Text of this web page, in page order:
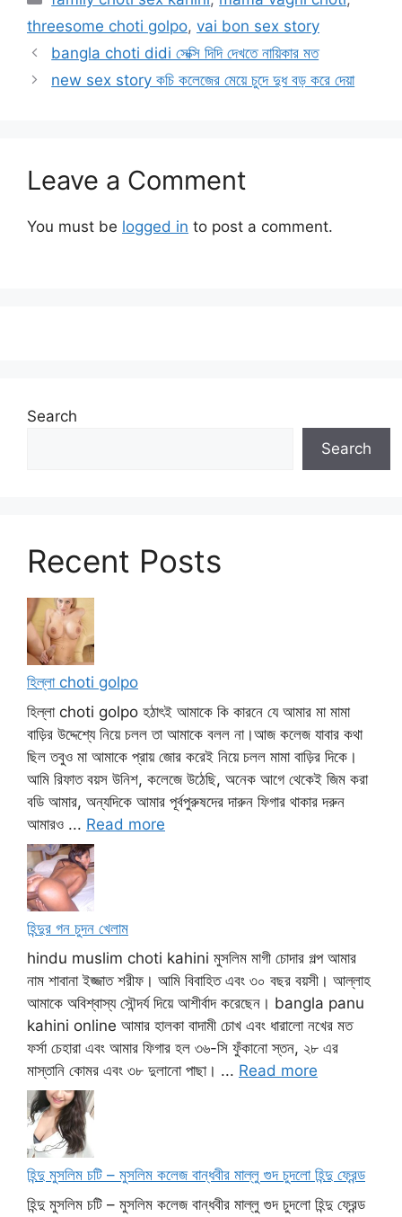
threesome choti golpo, vai bon sex story
bangla choti didi সেক্সি দিদি দেখতে নায়িকার মত
new sex story কচি কলেজের মেয়ে চুদে দুধ বড় করে দেয়া
Leave a Comment
You must be logged in to post a comment.
Search
Search
Recent Posts
হিল্লা choti golpo
হিল্লা choti golpo হঠাৎই আমাকে কি কারনে যে আমার মা মামা
বাড়ির উদ্দেশ্যে নিয়ে চলল তা আমাকে বলল না।আজ কলেজ যাবার কথা
ছিল তবুও মা আমাকে প্রায় জোর করেই নিয়ে চলল মামা বাড়ির দিকে।
আমি রিফাত বয়স উনিশ, কলেজে উঠেছি, অনেক আগে থেকেই জিম করা
বডি আমার, অন্যদিকে আমার পূর্বপুরুষদের দারুন ফিগার থাকার দরুন
আমারও ... Read more
হিন্দুর গন চুদন খেলাম
hindu muslim choti kahini মুসলিম মাগী চোদার গল্প আমার
নাম শাবানা ইজ্জাত শরীফ। আমি বিবাহিত এবং ৩০ বছর বয়সী। আল্লাহ
আমাকে অবিশ্বাস্য সৌন্দর্য দিয়ে আশীর্বাদ করেছেন। bangla panu
kahini online আমার হালকা বাদামী চোখ এবং ধারালো নখের মত
ফর্সা চেহারা এবং আমার ফিগার হল ৩৬-সি ফুঁকানো স্তন, ২৮ এর
মাস্তানি কোমর এবং ৩৮ দুলানো পাছা। ... Read more
হিন্দু মুসলিম চটি – মুসলিম কলেজ বান্ধবীর মাল্লু গুদ চুদলো হিন্দু ফ্রেন্ড
হিন্দু মুসলিম চটি – মুসলিম কলেজ বান্ধবীর মাল্লু গুদ চুদলো হিন্দু ফ্রেন্ড